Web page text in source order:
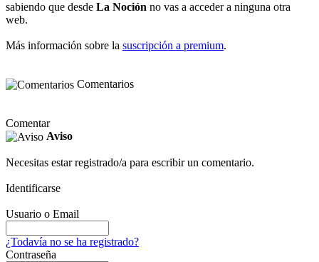
sabiendo que desde La Noción no vas a acceder a ninguna otra
web.
Más información sobre la suscripción a premium.
Comentarios
Comentar
Aviso
Necesitas estar registrado/a para escribir un comentario.
Identificarse
Usuario o Email
¿Todavía no se ha registrado?
Contraseña